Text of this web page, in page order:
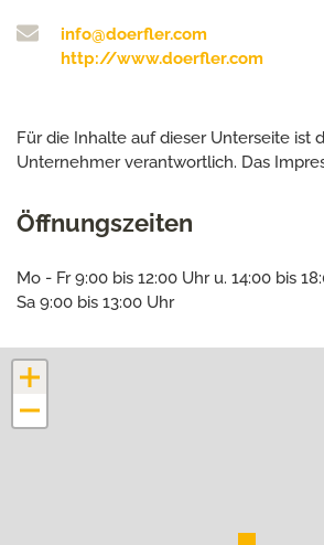
info@doerfler.com
http://www.doerfler.com
Für die Inhalte auf dieser Unterseite ist
Unternehmer verantwortlich. Das
Öffnungszeiten
Mo - Fr 9:00 bis 12:00 Uhr u. 14:00 bis
Sa 9:00 bis 13:00 Uhr
+
−